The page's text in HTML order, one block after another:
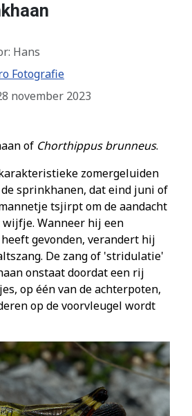
Hans
Fotografie
november 2023
of Chorthippus brunneus.
zomergeluiden
sprinkhanen, dat eind juni of
tsjirpt om de aandacht
Wanneer hij een
gevonden, verandert hij
De zang of 'stridulatie'
onstaat doordat een rij
op één van de achterpoten,
op de voorvleugel wordt